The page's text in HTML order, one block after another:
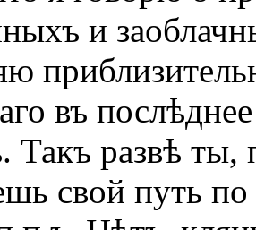
и
въ
Такъ развѣ
свой путь